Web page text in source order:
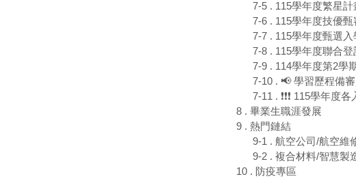
7-5 . 115學年度繁星計
7-6 . 115學年度技優
7-7 . 115學年度甄選入
7-8 . 115學年度聯合登
7-9 . 114學年度第2學
7-10 . 📢 學習歷程備
7-11 . ❗❗❗ 115學年度各
8 . 畢業生職涯發展
9 . 熱門鏈結
9-1 . 航空公司/航空維
9-2 . 複合材料/智慧製
10 . 防疫專區